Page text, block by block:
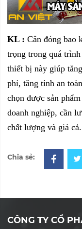
KL : Cân đóng bao
trọng trong quá
thiết bị này giúp
phí, tăng tính an
chọn được sản
doanh nghiệp, cần
chất lượng và giá cả.
Chia sẻ:
CÔNG TY CỔ